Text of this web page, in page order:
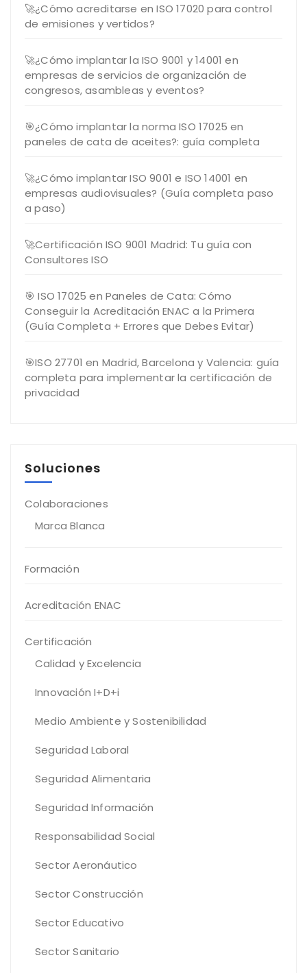
🚀¿Cómo acreditarse en ISO 17020 para control
de emisiones y vertidos?
🚀¿Cómo implantar la ISO 9001 y 14001 en
empresas de servicios de organización de
congresos, asambleas y eventos?
🎯¿Cómo implantar la norma ISO 17025 en
paneles de cata de aceites?: guía completa
🚀¿Cómo implantar ISO 9001 e ISO 14001 en
empresas audiovisuales? (Guía completa paso
a paso)
🚀Certificación ISO 9001 Madrid: Tu guía con
Consultores ISO
🎯 ISO 17025 en Paneles de Cata: Cómo
Conseguir la Acreditación ENAC a la Primera
(Guía Completa + Errores que Debes Evitar)
🎯ISO 27701 en Madrid, Barcelona y Valencia: guía
completa para implementar la certificación de
privacidad
Soluciones
Colaboraciones
Marca Blanca
Formación
Acreditación ENAC
Certificación
Calidad y Excelencia
Innovación I+D+i
Medio Ambiente y Sostenibilidad
Seguridad Laboral
Seguridad Alimentaria
Seguridad Información
Responsabilidad Social
Sector Aeronáutico
Sector Construcción
Sector Educativo
Sector Sanitario